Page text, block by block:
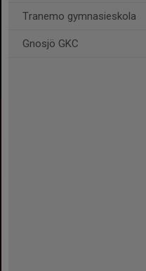
Tranemo gymnasieskola
Gnosjö GKC